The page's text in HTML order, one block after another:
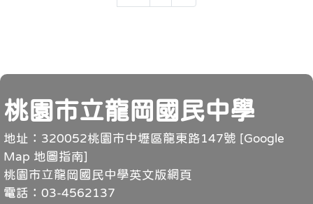
頁尾
桃園市立龍岡國民中學
地址：320052桃園市中壢區龍東路147號 [Google
Map 地圖指南]
桃園市立龍岡國民中學英文版網頁
電話：03-4562137